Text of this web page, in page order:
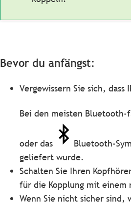
Bevor du anfängst:
Vergewissern Sie sich,
Bei den meisten Bluetooth-
oder das
Bluetooth-
geliefert wurde.
Schalten Sie Ihren
für die Kopplung mit einem
Wenn Sie nicht sicher